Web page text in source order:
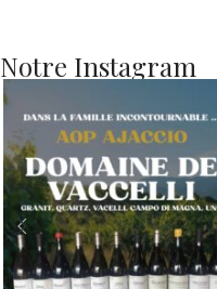
Notre Instagram